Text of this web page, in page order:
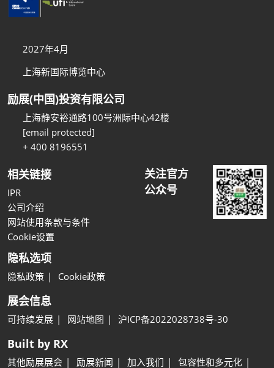
2027年4月
上海新国际博览中心
励展(中国)投资有限公司
上海静安裕通路100号洲际中心42楼
[email protected]
+ 400 8196551
相关链接
IPR
公司介绍
网站使用条款与条件
Cookie设置
关注官方
公众号
隐私选项
隐私政策 Cookie政策
展会信息
可持续发展 网站地图 沪ICP备2022028738号-30
Built by RX
其他励展展会 励展新闻 加入我们 包容性和多元化